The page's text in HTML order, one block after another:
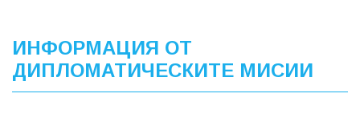
ИНФОРМАЦИЯ ОТ
ДИПЛОМАТИЧЕСКИТЕ МИСИИ